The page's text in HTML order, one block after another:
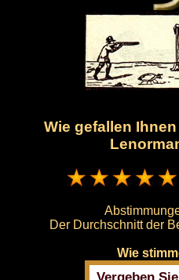
Wie gefallen
Der Durchschnitt der
Wie